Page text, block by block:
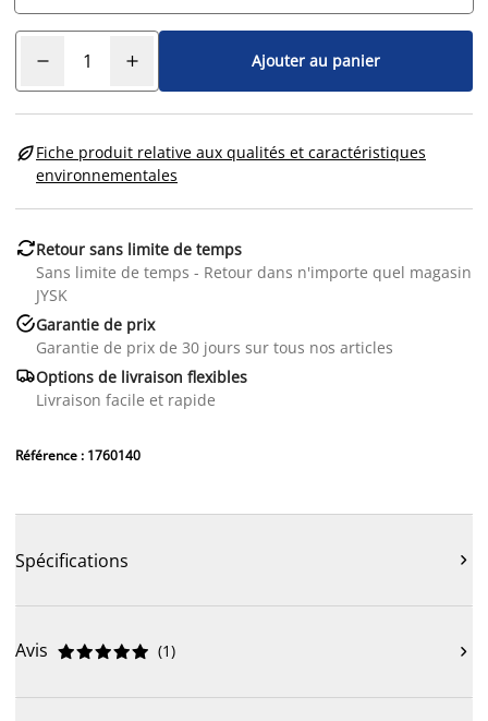
Ajouter au panier
Fiche produit relative aux qualités et caractéristiques
environnementales
Retour sans limite de temps
Sans limite de temps - Retour dans n'importe quel magasin
JYSK
Garantie de prix
Garantie de prix de 30 jours sur tous nos articles
Options de livraison flexibles
Livraison facile et rapide
Référence : 1760140
Spécifications 
Avis 




 (1) 